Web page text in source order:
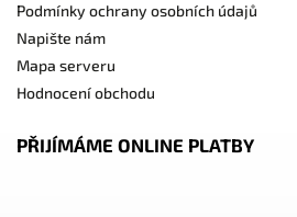
Podmínky ochrany osobních údajů
Napište nám
Mapa serveru
Hodnocení obchodu
PŘIJÍMÁME ONLINE PLATBY